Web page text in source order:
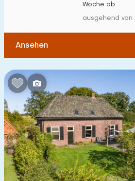
Woche ab
ausgehend von
Ansehen